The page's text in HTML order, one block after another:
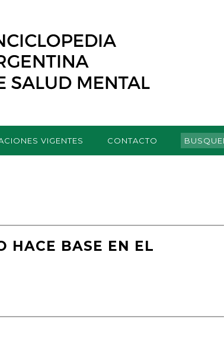
VIGENTES CONTACTO
HACE BASE EN EL